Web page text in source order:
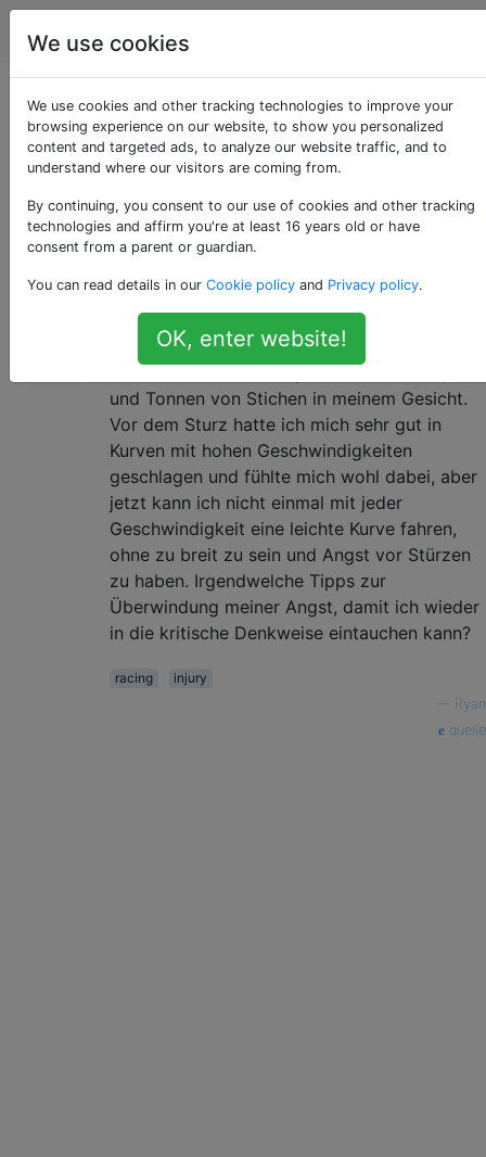
Fahrräder
Mit Crash-Angst
fertig werden?
12
Dies wird mein erstes Saisonrennen-College
auf einer Gruppenfahrt um eine Ecke gestürzt
und habe mein Gesicht auf den Boden
geschlagen. Crash war ziemlich schlimm und
hatte Straßenausschlag über meinen Körper
und Tonnen von Stichen in meinem Gesicht.
Vor dem Sturz hatte ich mich sehr gut in
Kurven mit hohen Geschwindigkeiten
geschlagen und fühlte mich wohl dabei, aber
jetzt kann ich nicht einmal mit jeder
Geschwindigkeit eine leichte Kurve fahren,
ohne zu breit zu sein und Angst vor Stürzen
zu haben. Irgendwelche Tipps zur
Überwindung meiner Angst, damit ich wieder
in die kritische Denkweise eintauchen kann?
racing
injury
Ryan
quelle
We use cookies
We use cookies and other tracking technologies to improve your
browsing experience on our website, to show you personalized
content and targeted ads, to analyze our website traffic, and to
understand where our visitors are coming from.
By continuing, you consent to our use of cookies and other tracking
technologies and affirm you're at least 16 years old or have
consent from a parent or guardian.
You can read details in our Cookie policy and Privacy policy.
OK, enter website!